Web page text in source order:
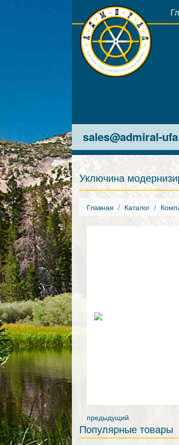
sales@admiral-
Уключина
Главная Каталог
предыдущий
Популярные товары